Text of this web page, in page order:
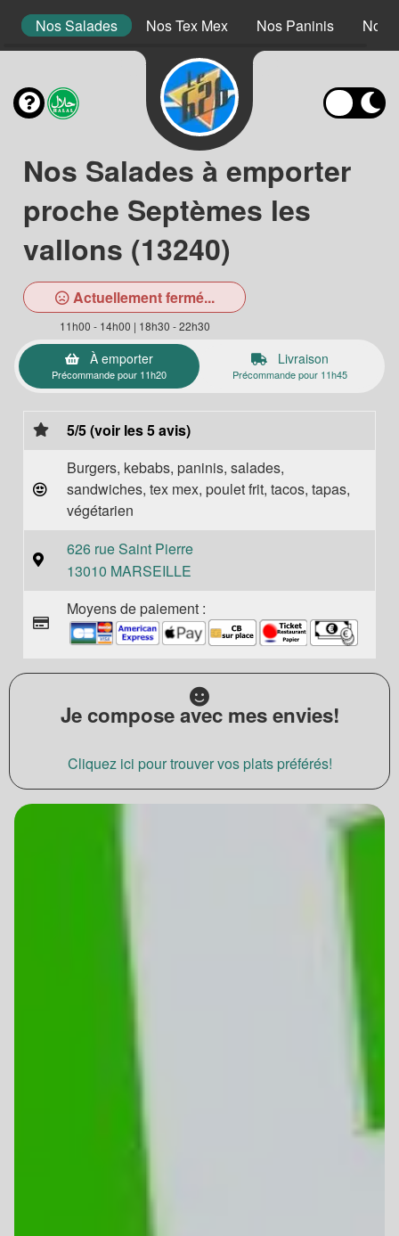
Nos Salades Nos Tex Mex Nos Paninis Nos
Nos Salades à emporter
proche Septèmes les
vallons (13240)
Actuellement fermé...
11h00 - 14h00 | 18h30 - 22h30
À emporter
Précommande pour 11h20
Livraison
Précommande pour 11h45
5/5 (voir les 5 avis)
Burgers, kebabs, paninis, salades,
sandwiches, tex mex, poulet frit, tacos, tapas,
végétarien
626 rue Saint Pierre
13010 MARSEILLE
Moyens de paiement :
Je compose avec mes envies!
Cliquez ici pour trouver vos plats préférés!